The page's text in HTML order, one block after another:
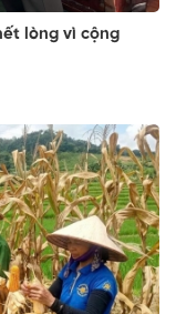
lòng vì cộng